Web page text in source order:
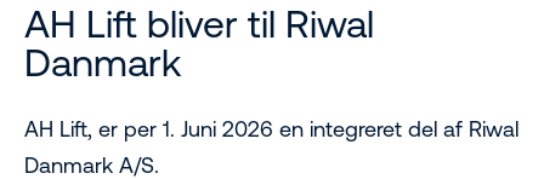
AH Lift bliver til Riwal
Danmark
AH Lift, er per 1. Juni 2026 en integreret del af Riwal
Danmark A/S.